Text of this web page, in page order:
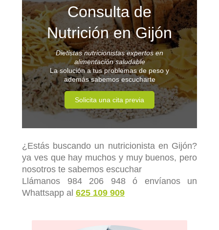
Consulta de
Nutrición en Gijón
Dietistas nutricionistas expertos en
alimentación saludable
La solución a tus problemas de peso y
además sabemos escucharte
Solicita una cita previa
¿Estás buscando un nutricionista en Gijón?
ya ves que hay muchos y muy buenos, pero
nosotros te sabemos escuchar
Llámanos 984 206 948 ó envíanos un
Whattsapp al 625 109 909